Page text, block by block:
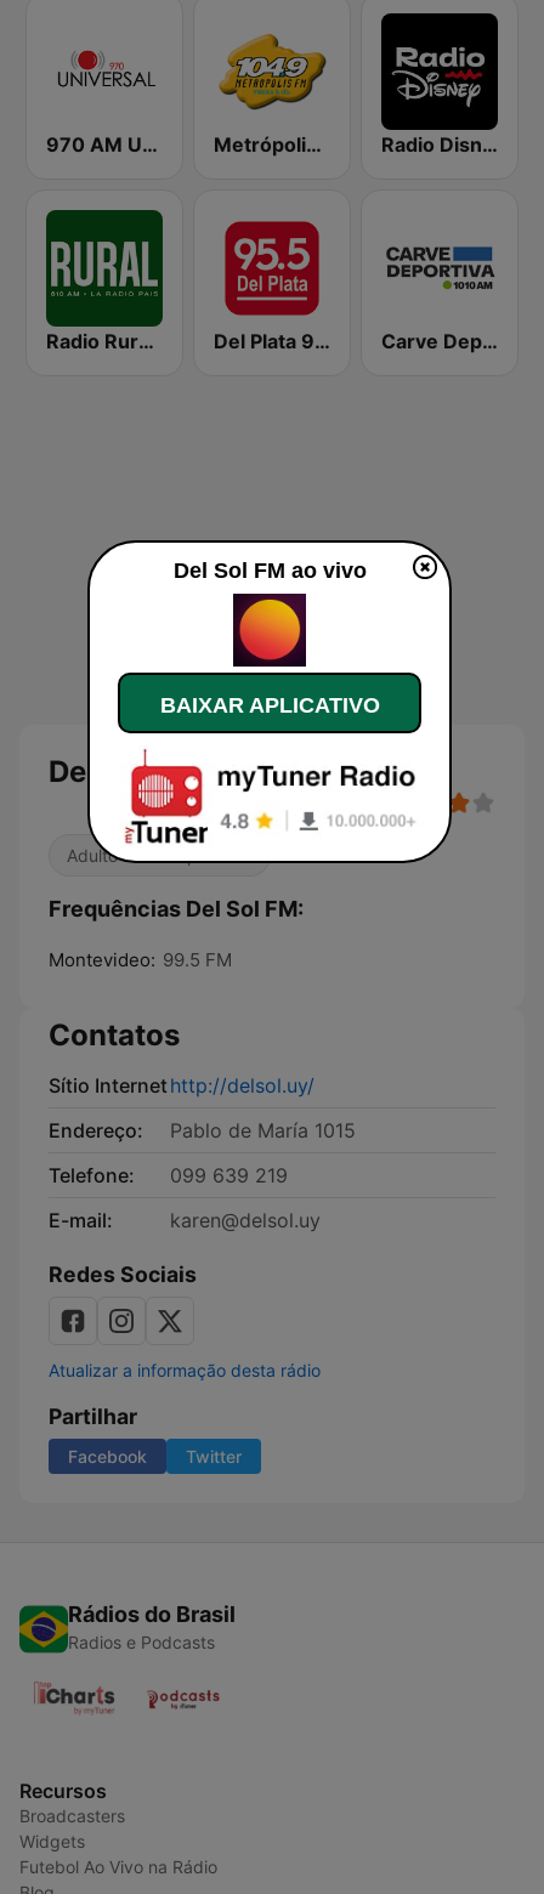
970 AM Universal Metrópolis 104.9 FM Radio Disney Uruguay
Radio Rural 610 AM Del Plata 95.5 Carve Deportiva 1010 AM
Del Sol FM
Adulto-Contemporânea
Frequências Del Sol FM:
Montevideo: 99.5 FM
Contatos
Sítio Internethttp://delsol.uy/
Endereço:
Pablo de María 1015
Telefone:
099 639 219
E-mail:
karen@delsol.uy
Redes Sociais
Atualizar a informação desta rádio
Partilhar
Facebook Twitter
Rádios do Brasil
Radios e Podcasts
Recursos
Broadcasters
Widgets
Futebol Ao Vivo na Rádio
Del Sol FM ao vivo
BAIXAR APLICATIVO